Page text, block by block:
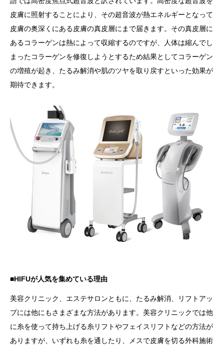
皮膚に照射することにより、その超音波が熱エネルギーとなって
皮膚の奥深くにある皮膚の真皮層にまで届きます。その真皮層に
あるコラーゲンは熱によって収縮するのですが、人体は縮んでし
まったコラーゲンを修復しようとするため結果としてコラーゲン
の増殖が起き、たるみ解消や肌のツヤを取り戻すといった効果が
期待できます。
■HIFUが人気を集めている理由
美容クリニック、エステサロンともに、たるみ解消、リフトアッ
プには他にもさまざまな方法があります。美容クリニックでは他
に糸を使って持ち上げる糸リフトやフェイスリフトなどの方法が
ありますが、いずれも糸を通したり、メスで皮膚を切る外科施術